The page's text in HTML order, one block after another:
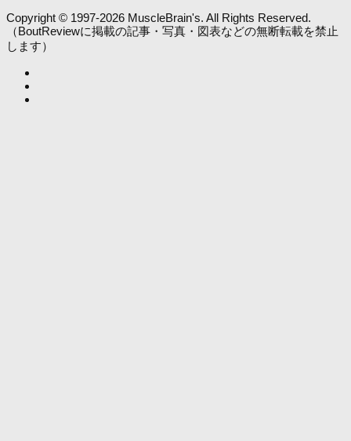
Copyright © 1997-2026 MuscleBrain's. All Rights Reserved.
（BoutReviewに掲載の記事・写真・図表などの無断転載を禁止
します）